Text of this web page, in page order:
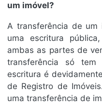
um imóvel?
A transferência de
uma escritura
ambas as partes de
transferência só
escritura é
de Registro de
uma transferência de